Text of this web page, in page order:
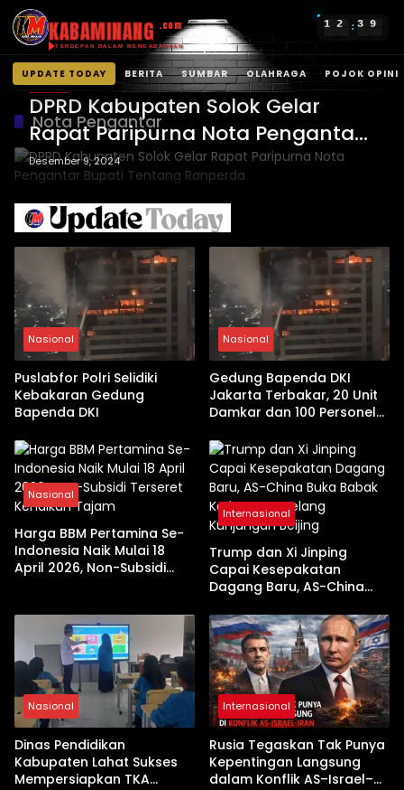
KABAMINANG .com
TERDEPAN DALAM MENGABARKAN
1 2 : 3 9
UPDATE TODAY BERITA SUMBAR OLAHRAGA POJOK OPINI
Langsung
konten
Nota Pengantar
BERITA
DPRD Kabupaten Solok Gelar
Rapat Paripurna Nota Pengantar
Bupati Tentang Ranperda
Desember 9, 2024
Nasional
Puslabfor Polri Selidiki
Kebakaran Gedung
Bapenda DKI
Nasional
Gedung Bapenda DKI
Jakarta Terbakar, 20 Unit
Damkar dan 100 Personel
Nasional
Harga BBM Pertamina Se-
Indonesia Naik Mulai 18
April 2026, Non-Subsidi
Internasional
Trump dan Xi Jinping
Capai Kesepakatan
Dagang Baru, AS-China
Jelang Kunjungan Beijing
Nasional
Dinas Pendidikan
Kabupaten Lahat Sukses
Mempersiapkan TKA
Internasional
Rusia Tegaskan Tak Punya
Kepentingan Langsung
dalam Konflik AS–Israel–